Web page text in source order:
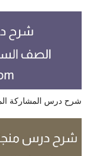
شرح درس المشاركة